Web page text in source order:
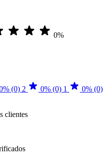
0%
(0) 2 0% (0) 1
0% (0)
clientes